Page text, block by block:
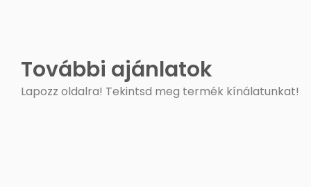
További ajánlatok
Lapozz oldalra! Tekintsd meg termék kínálatunkat!